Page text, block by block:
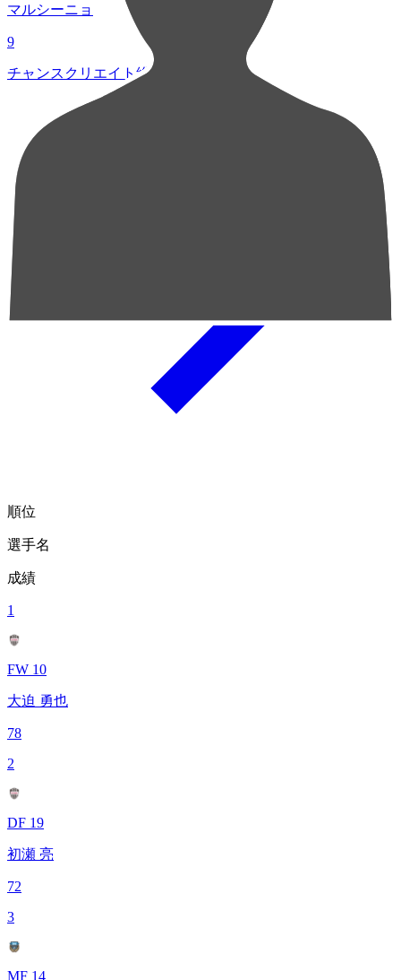
マルシーニョ
9
チャンスクリエイト総数
順位
選手名
成績
1
FW 10
大迫 勇也
78
2
DF 19
初瀬 亮
72
3
MF 14